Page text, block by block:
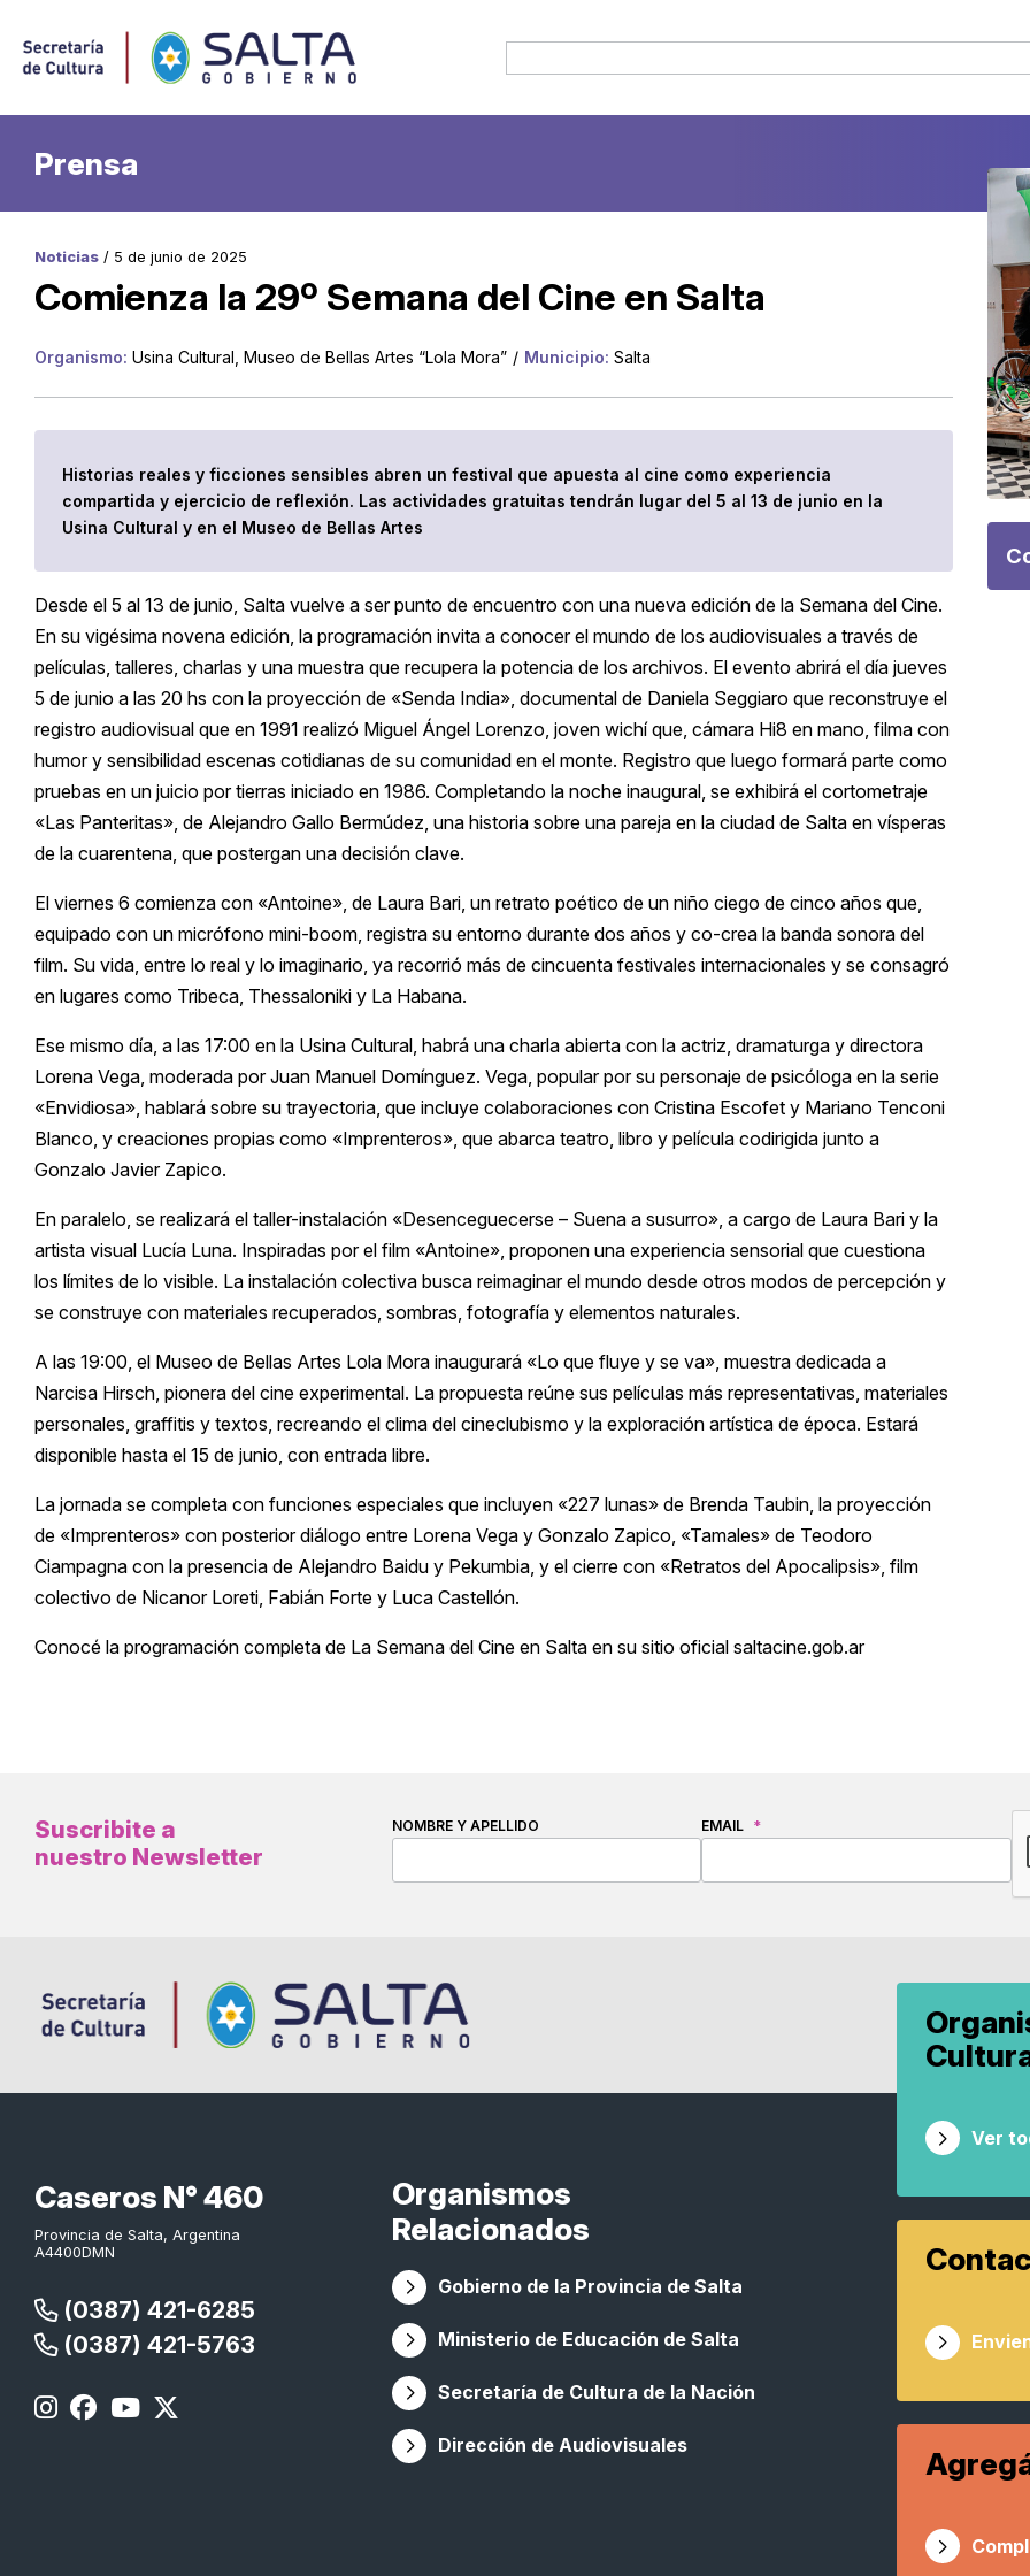
Prensa
Noticias / 5 de junio de 2025
Comienza la 29º Semana del Cine en Salta
Organismo: Usina Cultural, Museo de Bellas Artes “Lola Mora” / Municipio: Salta
Historias reales y ficciones sensibles abren un festival que apuesta al cine como experiencia
compartida y ejercicio de reflexión. Las actividades gratuitas tendrán lugar del 5 al 13 de junio en la
Usina Cultural y en el Museo de Bellas Artes
Desde el 5 al 13 de junio, Salta vuelve a ser punto de encuentro con una nueva edición de la Semana del Cine.
En su vigésima novena edición, la programación invita a conocer el mundo de los audiovisuales a través de
películas, talleres, charlas y una muestra que recupera la potencia de los archivos. El evento abrirá el día jueves
5 de junio a las 20 hs con la proyección de «Senda India», documental de Daniela Seggiaro que reconstruye el
registro audiovisual que en 1991 realizó Miguel Ángel Lorenzo, joven wichí que, cámara Hi8 en mano, filma con
humor y sensibilidad escenas cotidianas de su comunidad en el monte. Registro que luego formará parte como
pruebas en un juicio por tierras iniciado en 1986. Completando la noche inaugural, se exhibirá el cortometraje
«Las Panteritas», de Alejandro Gallo Bermúdez, una historia sobre una pareja en la ciudad de Salta en vísperas
de la cuarentena, que postergan una decisión clave.
El viernes 6 comienza con «Antoine», de Laura Bari, un retrato poético de un niño ciego de cinco años que,
equipado con un micrófono mini-boom, registra su entorno durante dos años y co-crea la banda sonora del
film. Su vida, entre lo real y lo imaginario, ya recorrió más de cincuenta festivales internacionales y se consagró
en lugares como Tribeca, Thessaloniki y La Habana.
Ese mismo día, a las 17:00 en la Usina Cultural, habrá una charla abierta con la actriz, dramaturga y directora
Lorena Vega, moderada por Juan Manuel Domínguez. Vega, popular por su personaje de psicóloga en la serie
«Envidiosa», hablará sobre su trayectoria, que incluye colaboraciones con Cristina Escofet y Mariano Tenconi
Blanco, y creaciones propias como «Imprenteros», que abarca teatro, libro y película codirigida junto a
Gonzalo Javier Zapico.
En paralelo, se realizará el taller-instalación «Desenceguecerse – Suena a susurro», a cargo de Laura Bari y la
artista visual Lucía Luna. Inspiradas por el film «Antoine», proponen una experiencia sensorial que cuestiona
los límites de lo visible. La instalación colectiva busca reimaginar el mundo desde otros modos de percepción y
se construye con materiales recuperados, sombras, fotografía y elementos naturales.
A las 19:00, el Museo de Bellas Artes Lola Mora inaugurará «Lo que fluye y se va», muestra dedicada a
Narcisa Hirsch, pionera del cine experimental. La propuesta reúne sus películas más representativas, materiales
personales, graffitis y textos, recreando el clima del cineclubismo y la exploración artística de época. Estará
disponible hasta el 15 de junio, con entrada libre.
La jornada se completa con funciones especiales que incluyen «227 lunas» de Brenda Taubin, la proyección
de «Imprenteros» con posterior diálogo entre Lorena Vega y Gonzalo Zapico, «Tamales» de Teodoro
Ciampagna con la presencia de Alejandro Baidu y Pekumbia, y el cierre con «Retratos del Apocalipsis», film
colectivo de Nicanor Loreti, Fabián Forte y Luca Castellón.
Conocé la programación completa de La Semana del Cine en Salta en su sitio oficial saltacine.gob.ar
Suscribite a
nuestro Newsletter
NOMBRE Y APELLIDO EMAIL *
Caseros N° 460
Provincia de Salta, Argentina
A4400DMN
(0387) 421-6285
(0387) 421-5763
Organismos
Relacionados
Gobierno de la Provincia de Salta
Ministerio de Educación de Salta
Secretaría de Cultura de la Nación
Dirección de Audiovisuales
Ver